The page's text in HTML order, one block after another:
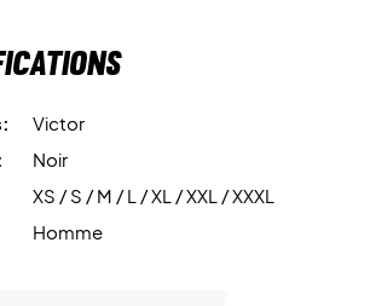
sa forme lavage après lavage.
et confiance – commandez dès
Victor T-53104 T-shirt !
recyclé.
Victor
Noir
XS / S / M / L / XL / XXL / XXXL
Homme